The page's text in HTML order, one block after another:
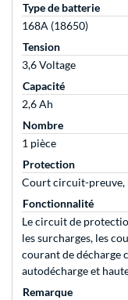
Type de batterie
168A (18650)
Tension
3,6 Voltage
Capacité
2,6 Ah
Nombre
1 pièce
Protection
Court circuit-preuve,
Fonctionnalité
Le circuit de
les surcharges, les
courant de décharge
autodécharge et
Remarque